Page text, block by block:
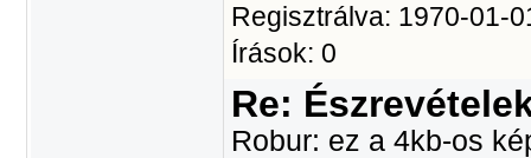
Regisztrálva: 1970-01-
Írások: 0
Re:
Robur: ez a 4kb-os